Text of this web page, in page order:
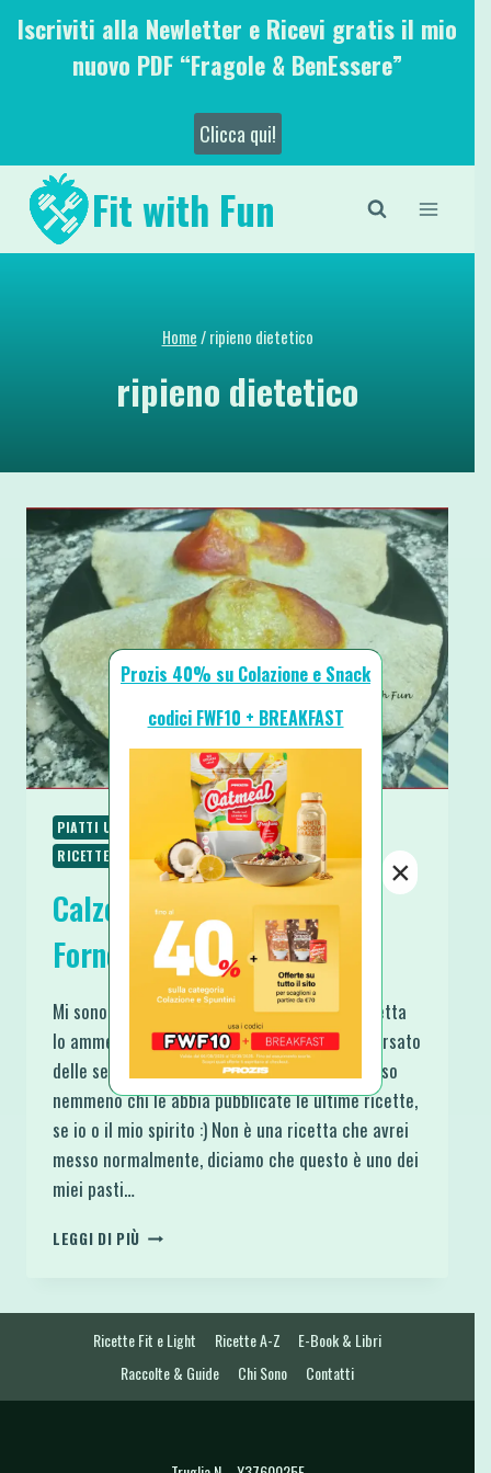
SaltaIscriviti alla Newletter e Ricevi gratis il mio
nuovo PDF “Fragole & BenEssere”
Clicca qui!
Fit with Fun
Home/ ripieno dietetico
ripieno dietetico
PIATTI UNICI RICETTE
RICETTE BASE
RICETTE PROTEICHE
RICETTE SALATE
Calzone Napoletano Fit al
Forno con Ripieno Light
Mi sono fatta attendere tanto per questa ricetta
lo ammetto ma non è stato voluto. Ho attraversato
delle settimane veramente burrascose e non so
nemmeno chi le abbia pubblicate le ultime ricette,
se io o il mio spirito :) Non è una ricetta che avrei
messo normalmente, diciamo che questo è uno dei
miei pasti…
LEGGI DI PIÙ CALZONE
CON
RIPIENO
Ricette Fit e Light Ricette A-Z
E-Book & Libri
Raccolte & Guide
Chi Sono Contatti
Prozis 40% su Colazione e Snack
codici FWF10 + BREAKFAST
×